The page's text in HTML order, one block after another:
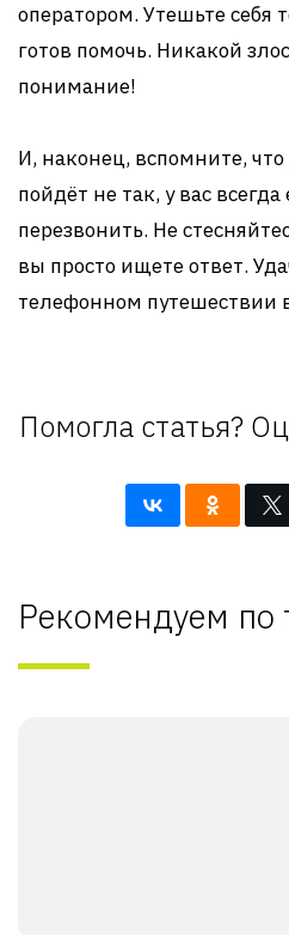
оператором. Утешьте себя
готов помочь. Никакой
понимание!
И, наконец, вспомните,
пойдёт не так, у вас
перезвонить. Не
вы просто ищете ответ.
телефонном путешествии
Помогла статья?
Рекомендуем по